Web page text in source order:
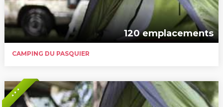
120 emplacements
CAMPING DU PASQUIER
* * *